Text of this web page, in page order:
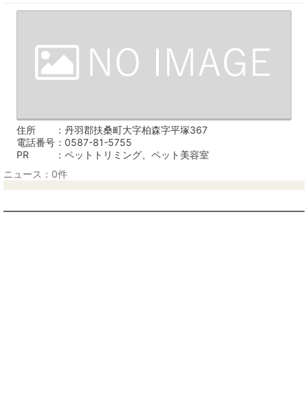
住所
丹羽郡扶桑町大字柏森字平塚367
電話番号
0587-81-5755
PR
ペットトリミング、ペット美容室
ニュース：0件